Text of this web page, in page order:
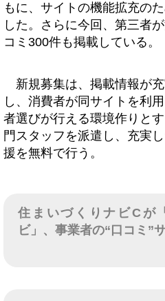
もに、サイトの機能拡充の
した。さらに今回、第三者
コミ300件も掲載している。
新規募集は、掲載情報が
し、消費者が同サイトを利
者選びが行える環境作りと
門スタッフを派遣し、充実
援を無料で行う。
住まいづくりナビCが
ビ」、事業者の“口コミ”